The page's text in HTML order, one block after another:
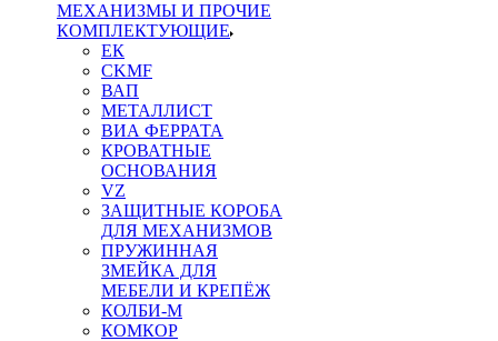
МЕХАНИЗМЫ И ПРОЧИЕ
КОМПЛЕКТУЮЩИЕ
ЕК
CKMF
ВАП
МЕТАЛЛИСТ
ВИА ФЕРРАТА
КРОВАТНЫЕ
ОСНОВАНИЯ
VZ
ЗАЩИТНЫЕ КОРОБА
ДЛЯ МЕХАНИЗМОВ
ПРУЖИННАЯ
ЗМЕЙКА ДЛЯ
МЕБЕЛИ И КРЕПЁЖ
КОЛБИ-М
КОМКОР